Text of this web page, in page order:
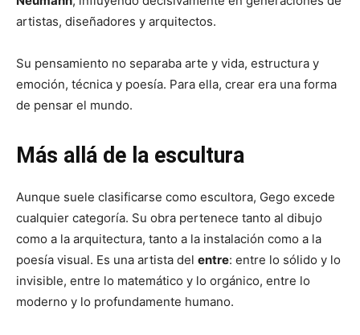
artistas, diseñadores y arquitectos.
Su pensamiento no separaba arte y vida, estructura y
emoción, técnica y poesía. Para ella, crear era una forma
de pensar el mundo.
Más allá de la escultura
Aunque suele clasificarse como escultora, Gego excede
cualquier categoría. Su obra pertenece tanto al dibujo
como a la arquitectura, tanto a la instalación como a la
poesía visual. Es una artista del entre: entre lo sólido y lo
invisible, entre lo matemático y lo orgánico, entre lo
moderno y lo profundamente humano.